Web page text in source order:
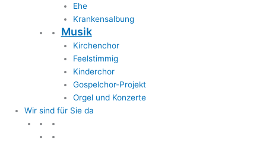
Ehe
Krankensalbung
Musik
Kirchenchor
Feelstimmig
Kinderchor
Gospelchor-Projekt
Orgel und Konzerte
Wir sind für Sie da